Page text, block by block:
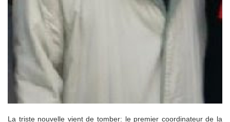
La triste nouvelle vient de tomber: le premier coordinateur de la